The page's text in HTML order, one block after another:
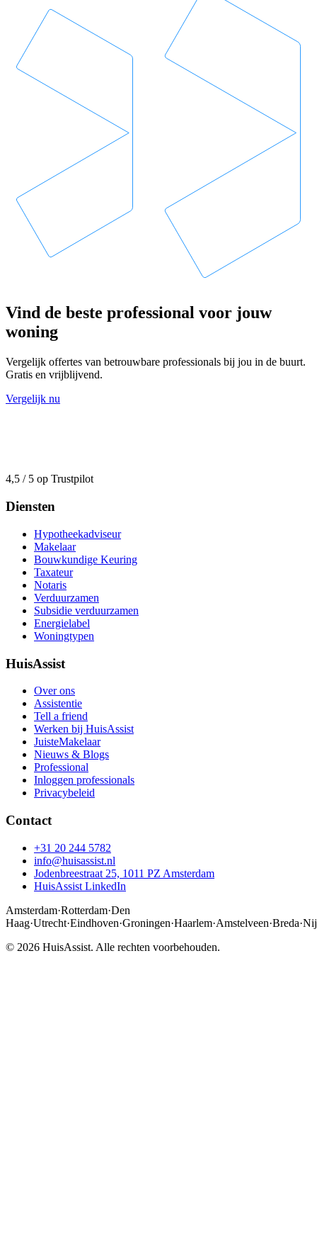
Vind de beste professional voor jouw
woning
Vergelijk offertes van betrouwbare professionals bij jou in de buurt.
Gratis en vrijblijvend.
Vergelijk nu
4,5 / 5 op Trustpilot
Diensten
Hypotheekadviseur
Makelaar
Bouwkundige Keuring
Taxateur
Notaris
Verduurzamen
Subsidie verduurzamen
Energielabel
Woningtypen
HuisAssist
Over ons
Assistentie
Tell a friend
Werken bij HuisAssist
JuisteMakelaar
Nieuws & Blogs
Professional
Inloggen professionals
Privacybeleid
Contact
+31 20 244 5782
info@huisassist.nl
Jodenbreestraat 25, 1011 PZ Amsterdam
HuisAssist LinkedIn
Amsterdam·Rotterdam·Den
Haag·Utrecht·Eindhoven·Groningen·Haarlem·Amstelveen·Breda·
© 2026 HuisAssist. Alle rechten voorbehouden.